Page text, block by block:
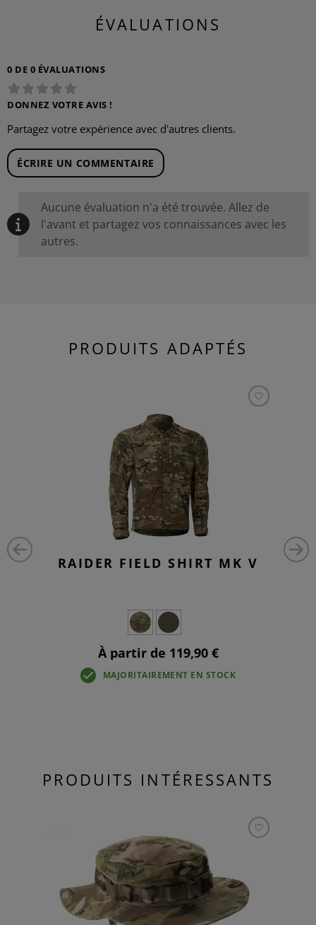
ÉVALUATIONS
0 DE 0 ÉVALUATIONS
DONNEZ VOTRE AVIS !
Partagez votre expérience avec d'autres clients.
ÉCRIRE UN COMMENTAIRE
Aucune évaluation n'a été trouvée. Allez de
l'avant et partagez vos connaissances avec les
autres.
PRODUITS ADAPTÉS
RAIDER FIELD SHIRT MK V
À partir de 119,90 €
MAJORITAIREMENT EN STOCK
PRODUITS INTÉRESSANTS